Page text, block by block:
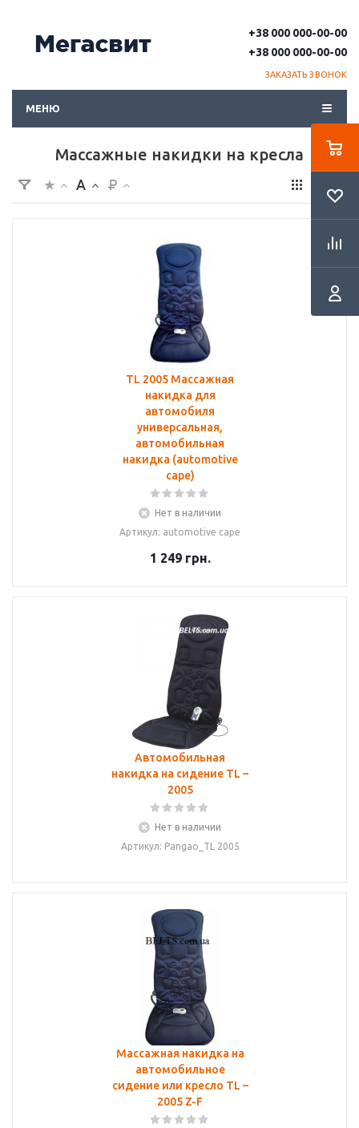
+38 000 000-00-00
+38 000 000-00-00
ЗАКАЗАТЬ ЗВОНОК
МЕНЮ
Массажные накидки на кресла
TL 2005 Массажная
накидка для
автомобиля
универсальная,
автомобильная
накидка (automotive
cape)
Нет в наличии
Артикул: automotive cape
1 249грн.
Автомобильная
накидка на сидение TL –
2005
Нет в наличии
Артикул: Pangao_TL 2005
Массажная накидка на
автомобильное
сидение или кресло TL –
2005 Z-F